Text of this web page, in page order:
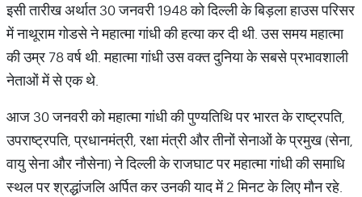
इसी तारीख अर्थात 30 जनवरी 1948 को दिल्ली के बिड़ला हाउस परिसर
में नाथूराम गोडसे ने महात्मा गांधी की हत्या कर दी थी. उस समय महात्मा
की उम्र 78 वर्ष थी. महात्मा गांधी उस वक्त दुनिया के सबसे प्रभावशाली
नेताओं में से एक थे.
आज 30 जनवरी को महात्मा गांधी की पुण्यतिथि पर भारत के राष्ट्रपति,
उपराष्ट्रपति, प्रधानमंत्री, रक्षा मंत्री और तीनों सेनाओं के प्रमुख (सेना,
वायु सेना और नौसेना) ने दिल्ली के राजघाट पर महात्मा गांधी की समाधि
स्थल पर श्रद्धांजलि अर्पित कर उनकी याद में 2 मिनट के लिए मौन रहे.